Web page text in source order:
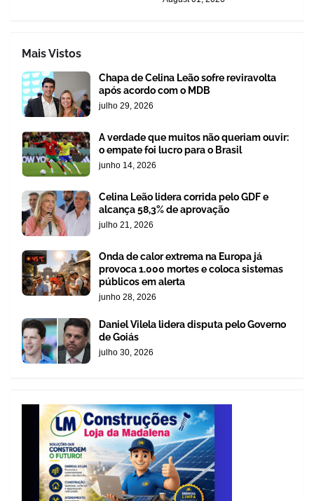
Mais Vistos
Chapa de Celina Leão sofre reviravolta
após acordo com o MDB
julho 29, 2026
A verdade que muitos não queriam ouvir:
o empate foi lucro para o Brasil
junho 14, 2026
Celina Leão lidera corrida pelo GDF e
alcança 58,3% de aprovação
julho 21, 2026
Onda de calor extrema na Europa já
provoca 1.000 mortes e coloca sistemas
públicos em alerta
junho 28, 2026
Daniel Vilela lidera disputa pelo Governo
de Goiás
julho 30, 2026